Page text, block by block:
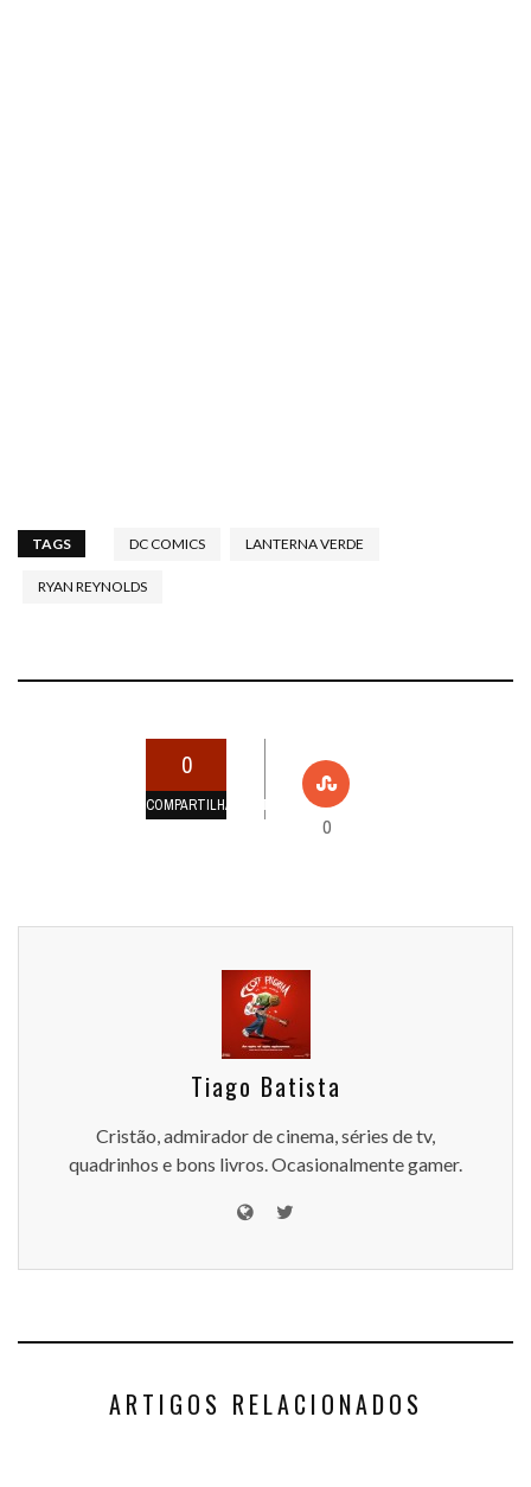
TAGS DC COMICS LANTERNA VERDE
RYAN REYNOLDS
0
COMPARTILHAMENTOS
0
Tiago Batista
Cristão, admirador de cinema, séries de tv,
quadrinhos e bons livros. Ocasionalmente gamer.
ARTIGOS RELACIONADOS